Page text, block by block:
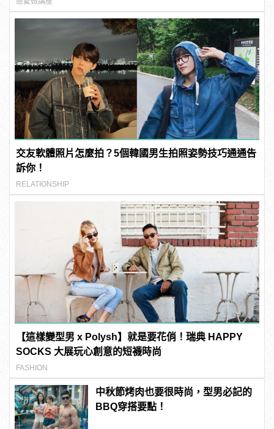
交友軟體照片怎麼拍？5個韓國男生拍照姿勢技巧通通告
訴你！
RELATIONSHIP
【這樣變型男 x Polysh】就是要花俏！瑞典 HAPPY
SOCKS 大展玩心創意的短襪時尚
FASHION
中秋節烤肉也要很時尚，型男必記的
BBQ穿搭要點！